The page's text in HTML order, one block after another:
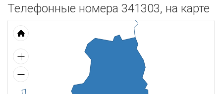
Телефонные номера 341303, на карте